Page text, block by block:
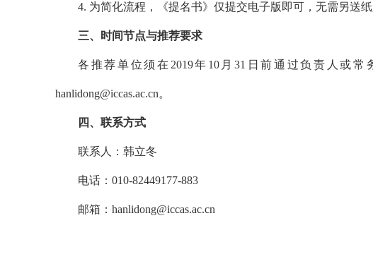
4. 为简化流程，《提名书》仅提交电子版即可，无需另送纸
三、时间节点与推荐要求
各推荐单位须在2019年10月31日前通过负责人或
hanlidong@iccas.ac.cn。
四、联系方式
联系人：韩立冬
电话：010-82449177-883
邮箱：hanlidong@iccas.ac.cn